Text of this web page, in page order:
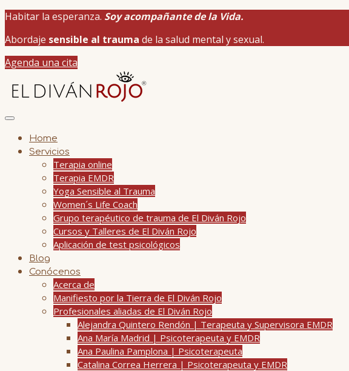
Habitar la esperanza. Soy acompañante de la Vida.
Abordaje sensible al trauma de la salud mental y sexual.
Agenda una cita
Home
Servicios
Terapia online
Terapia EMDR
Yoga Sensible al Trauma
Women´s Life Coach
Grupo terapéutico de trauma de El Diván Rojo
Cursos y Talleres de El Diván Rojo
Aplicación de test psicológicos
Blog
Conócenos
Acerca de
Manifiesto por la Tierra de El Diván Rojo
Profesionales aliadas de El Diván Rojo
Alejandra Quintero Rendón | Terapeuta y Supervisora EMDR
Ana María Madrid | Psicoterapeuta y EMDR
Ana Paulina Pamplona | Psicoterapeuta
Catalina Correa Herrera | Psicoterapeuta y EMDR